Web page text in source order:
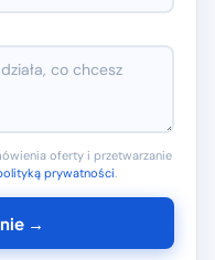
oferty i przetwarzanie
prywatności.
→